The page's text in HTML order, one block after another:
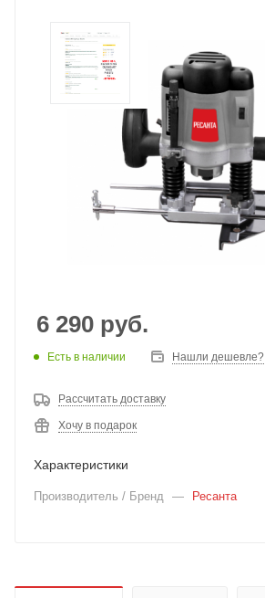
6 290 руб.
Есть в наличии Нашли дешевле?
Рассчитать доставку
Хочу в подарок
Характеристики
Производитель / Бренд — Ресанта